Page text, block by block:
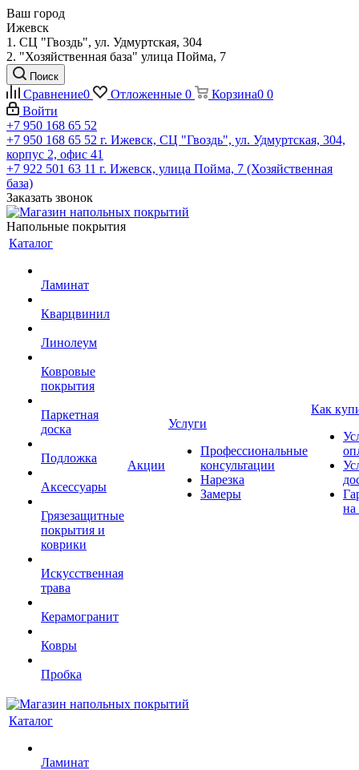
Ваш город
Ижевск
1. СЦ "Гвоздь", ул. Удмуртская, 304
2. "Хозяйственная база" улица Пойма, 7
Поиск
Сравнение0 Отложенные 0 Корзина0 0
Войти
+7 950 168 65 52
+7 950 168 65 52 г. Ижевск, СЦ "Гвоздь", ул. Удмуртская, 304,
корпус 2, офис 41
+7 922 501 63 11 г. Ижевск, улица Пойма, 7 (Хозяйственная
база)
Заказать звонок
Напольные покрытия
Каталог
Ламинат
Кварцвинил
Линолеум
Ковровые
покрытия
Паркетная
доска
Подложка
Аксессуары
Грязезащитные
покрытия и
коврики
Искусственная
трава
Керамогранит
Ковры
Пробка
Акции
Услуги
Профессиональные
консультации
Нарезка
Замеры
Как
на
Каталог
Ламинат